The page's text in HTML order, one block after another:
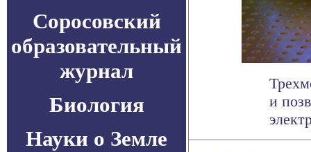
Соросовский
образовательный
журнал
Биология
Науки о Земле
и